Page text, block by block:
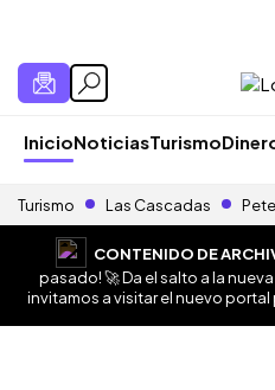
InicioNoticiasTurismo
Turismo Las Cascadas
CONTENIDO DE
pasado! 🚀 Da el salto a la
invitamos a visitar el nuevo